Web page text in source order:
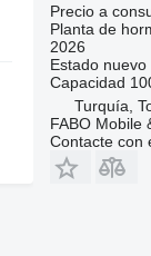
Precio a
Planta de
2026
Estadonuevo
Capacidad
Turquía,
FABO Mobile
Contacte con